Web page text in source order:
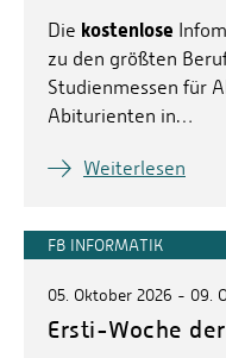
Die kostenlose
zu den größten
Studienmessen für
Abiturienten in…
Weiterlesen
FB INFORMATIK
05. Oktober 2026 - 09.
Ersti-Woche